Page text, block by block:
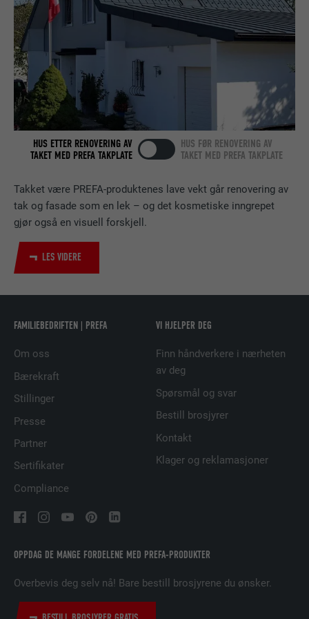
Takket være PREFA-produktenes lave vekt går renovering av
tak og fasade som en lek – og det kosmetiske inngrepet
gjør også en visuell forskjell.
LES VIDERE
HUS ETTER RENOVERING AV
TAKET MED PREFA TAKPLATE
HUS FØR RENOVERING AV
TAKET MED PREFA TAKPLATE
OPPDAG DE MANGE FORDELENE MED PREFA-PRODUKTER
Overbevis deg selv nå! Bare bestill brosjyrene du ønsker.
FAMILIEBEDRIFTEN | PREFA
Om oss
Bærekraft
Stillinger
Presse
Partner
Sertifikater
Compliance
VI HJELPER DEG
Finn håndverkere i nærheten
av deg
Spørsmål og svar
Bestill brosjyrer
Kontakt
Klager og reklamasjoner
identifikasjonsegenskaper.
FORLØP
FORMÅL
Lagt inn av LinkedIn når et nettsted
inneholder et innebygd «Følg oss»-vindu.
NAVN bcookie
TILBYDER LinkedIn
FORMÅL
Bruk av SoMe-tjenesten LinkedIn for å
følge bruken av innebygde tjenester.
NAVN bscookie
FORMÅL
Bruk av SoMe-tjenesten LinkedIn for å
NAVN
TILBYDER
FORLØP
Brukes for å sikre at det riktige SameSite-
informasjonskapslene i denne nettleseren